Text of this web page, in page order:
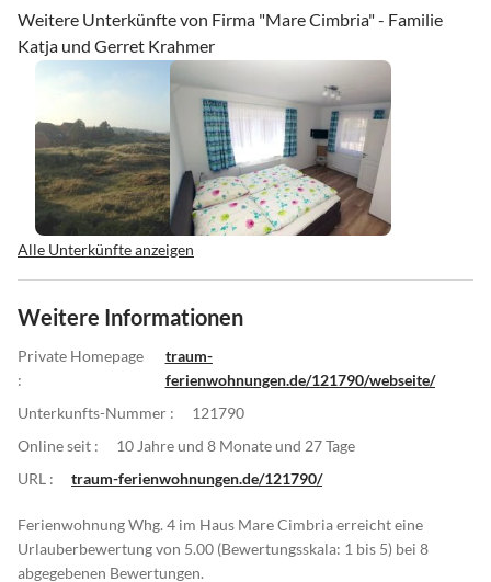
Weitere Unterkünfte von Firma "Mare Cimbria" - Familie
Katja und Gerret Krahmer
Alle Unterkünfte anzeigen
Weitere Informationen
Private Homepage
:
traum-
ferienwohnungen.de/121790/webseite/
Unterkunfts-Nummer :
121790
Online seit :
10 Jahre und 8 Monate und 27 Tage
URL :
traum-ferienwohnungen.de/121790/
Ferienwohnung Whg. 4 im Haus Mare Cimbria erreicht eine
Urlauberbewertung von 5.00 (Bewertungsskala: 1 bis 5) bei 8
abgegebenen Bewertungen.